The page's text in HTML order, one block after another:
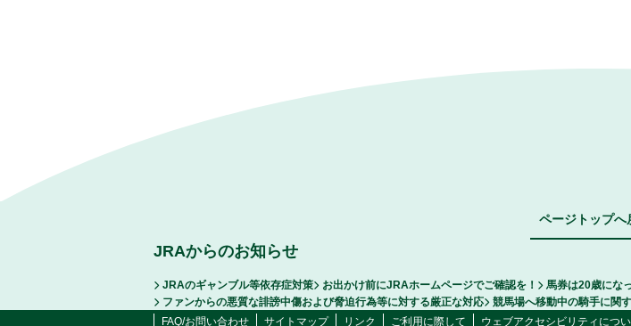
ページトップへ
JRAからのお知らせ
JRAのギャンブル等依存症対策 お出かけ前にJRAホームページでご確認を！ 馬券は20歳にな
ファンからの悪質な誹謗中傷および脅迫行為等に対する厳正な対応
競馬場へ移動中の騎手に関
FAQ/お問い合わせ
サイトマップ リンク ご利用に際して ウェブアクセシビリティにつ